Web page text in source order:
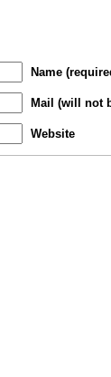
Name
Mail (will not
Website